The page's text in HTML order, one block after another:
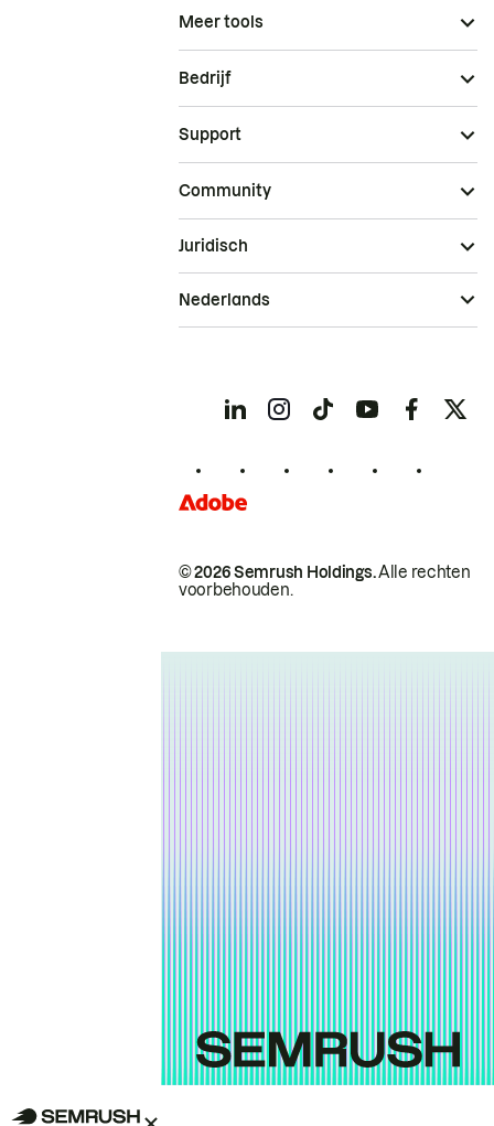
Meer tools
Bedrijf
Support
Community
© 2026 Semrush Holdings.Alle rechten
voorbehouden.
Juridisch
Nederlands